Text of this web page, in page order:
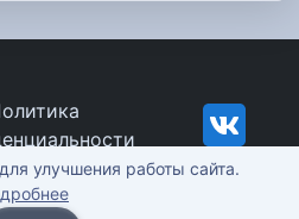
©
2026
улучшения работы сайта.